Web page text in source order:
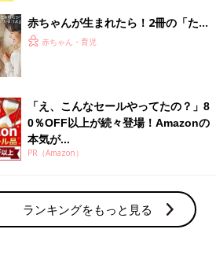
赤ちゃんが生まれたら！2冊の「たま
ひよ」
赤ちゃん・育児
「え、こんなセールやってたの？」8
0％OFF以上が続々登場！Amazonの
本気が...
PR（Amazon）
ランキングをもっと見る